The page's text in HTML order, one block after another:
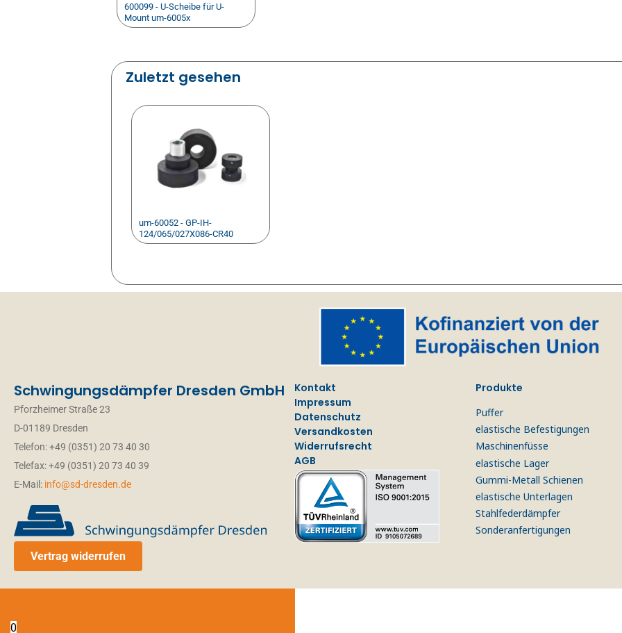
600099 - U-Scheibe für U-
Mount um-6005x
Zuletzt gesehen
um-60052 - GP-IH-
124/065/027X086-CR40
Schwingungsdämpfer Dresden GmbH
Pforzheimer Straße 23
D-01189 Dresden
Telefon: +49 (0351) 20 73 40 30
Telefax: +49 (0351) 20 73 40 39
E-Mail: info@sd-dresden.de
Vertrag widerrufen
Kontakt
Impressum
Datenschutz
Versandkosten
Widerrufsrecht
AGB
Produkte
Puffer
elastische Befestigungen
Maschinenfüsse
elastische Lager
Gummi-Metall Schienen
elastische Unterlagen
Stahlfederdämpfer
Sonderanfertigungen
0